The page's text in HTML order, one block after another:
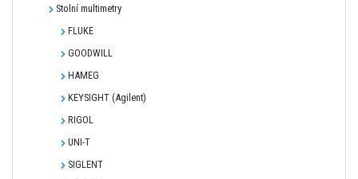
Stolní multimetry
FLUKE
GOODWILL
HAMEG
KEYSIGHT (Agilent)
RIGOL
UNI-T
SIGLENT